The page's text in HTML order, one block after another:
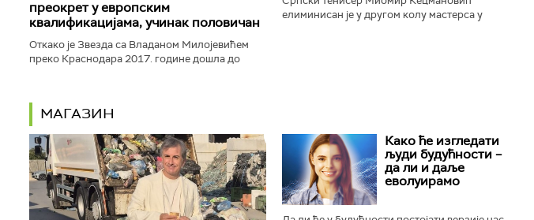
преокрет у европским
квалификацијама, учинак половичан
Откако је Звезда са Владаном Милојевићем
преко Краснодара 2017. године дошла до
елиминисан је у другом колу мастерса у
МАГАЗИН
Како ће изгледати
људи будућности –
да ли и даље
еволуирамо